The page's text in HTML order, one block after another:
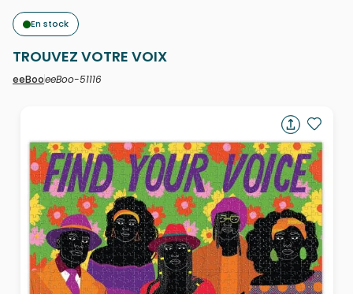
En stock
TROUVEZ VOTRE VOIX
eeBooeeBoo-51116